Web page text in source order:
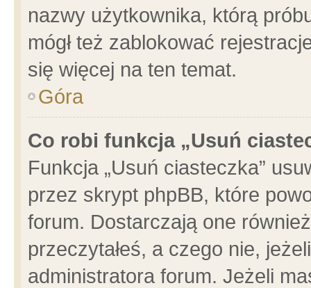
nazwy użytkownika, którą
mógł też zablokować
się więcej na ten temat.
Góra
Co robi funkcja „Usuń
Funkcja „Usuń ciasteczka”
przez skrypt phpBB, które
forum. Dostarczają one
przeczytałeś, a czego nie,
administratora forum. Jeżeli